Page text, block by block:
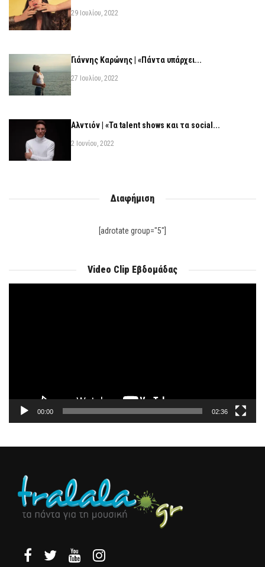
29 Ιουλίου, 2022
Γιάννης Καρώνης | «Πάντα υπάρχει...
27 Ιουλίου, 2022
Αλντιόν | «Τα talent shows και τα social...
2 Ιουνίου, 2022
Διαφήμιση
[adrotate group="5"]
Video Clip Εβδομάδας
00:00 02:36